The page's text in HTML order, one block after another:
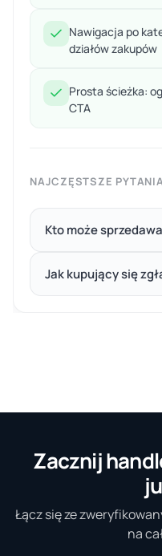
Nawigacja po
działów zakupów
Prosta ścieżka:
CTA
NAJCZĘSTSZE
Kto może
Jak kupujący się
Zacznij
Łącz się ze
na